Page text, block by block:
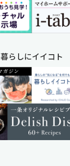
暮らしにイイコト